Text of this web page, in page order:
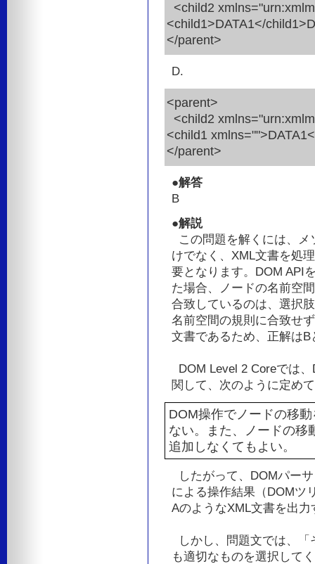
<child2
<child1>DATA1</
</parent>
D.
<parent>
<child2
<child1
</parent>
●解答
B
●解説
この問題を解くには、メ
けでなく、XML文書を処
要となります。DOM API
た場合、ノードの名前空
合致しているのは、選択
名前空間の規則に合致せ
文書であるため、正解はB
DOM Level 2 Coreでは
関して、次のように定め
DOM操作でノードの移
ない。また、ノードの移
追加しなくてもよい。
したがって、DOMパー
による操作結果（DOMツ
AのようなXML文書を出
しかし、問題文では、「
も適切なものを選択して